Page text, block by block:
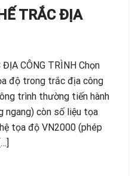
TRẮC ĐỊA
ĐỊA CÔNG TRÌNH Chọn
độ trong trắc địa công
trình thường tiến hành
còn số liệu tọa
tọa độ VN2000 (phép